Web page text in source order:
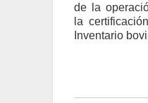
de la
la
Inventario